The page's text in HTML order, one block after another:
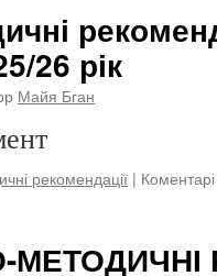
26 рік
Майя Бган
рекомендації |
МЕТОДИЧНІ